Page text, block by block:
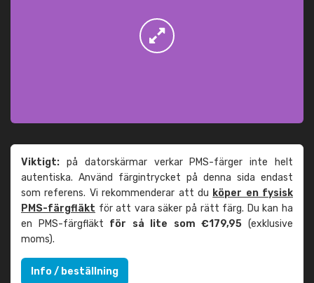
Viktigt: på datorskärmar verkar PMS-färger inte helt
autentiska. Använd färgintrycket på denna sida endast
som referens. Vi rekommenderar att du köper en fysisk
PMS-färgfläkt för att vara säker på rätt färg. Du kan ha
en PMS-färgfläkt för så lite som €179,95 (exklusive
moms).
Info / beställning